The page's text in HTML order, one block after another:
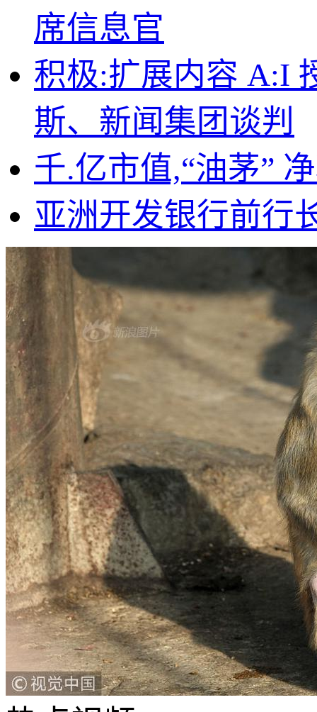
席信息官
积极:扩展内容 A:I
斯、新闻集团谈判
千.亿市值,“油茅”
亚洲开发银行前行